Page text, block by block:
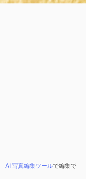
AI 写真編集ツールで編集で